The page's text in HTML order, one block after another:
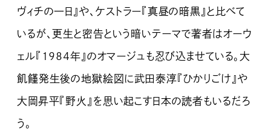
ヴィチの一日』や、ケストラー『真昼の暗黒』と比べて
いるが、更生と密告という暗いテーマで著者はオーウ
ェル『１９８４年』のオマージュも忍び込ませている。大
飢饉発生後の地獄絵図に武田泰淳『ひかりごけ』や
大岡昇平『野火』を思い起こす日本の読者もいるだろ
う。